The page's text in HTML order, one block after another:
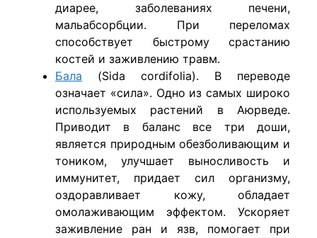
диарее, заболеваниях печени,
мальабсорбции. При переломах
способствует быстрому срастанию
костей и заживлению травм.
Бала (Sida cordifolia). В переводе
означает «сила». Одно из самых широко
используемых растений в Аюрведе.
Приводит в баланс все три доши,
является природным обезболивающим и
тоником, улучшает выносливость и
иммунитет, придает сил организму,
оздоравливает кожу, обладает
омолаживающим эффектом. Ускоряет
заживление ран и язв, помогает при